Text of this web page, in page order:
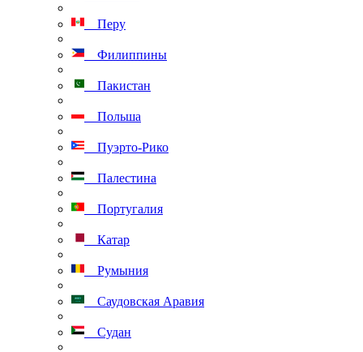
Перу
Филиппины
Пакистан
Польша
Пуэрто-Рико
Палестина
Португалия
Катар
Румыния
Саудовская Аравия
Судан